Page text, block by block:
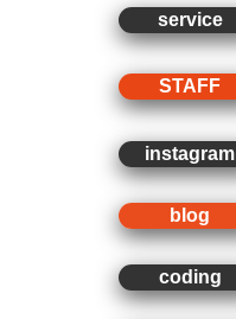
service
STAFF
instagram
blog
coding